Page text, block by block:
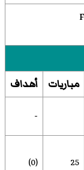
مباريات أهداف
-
25
(0)